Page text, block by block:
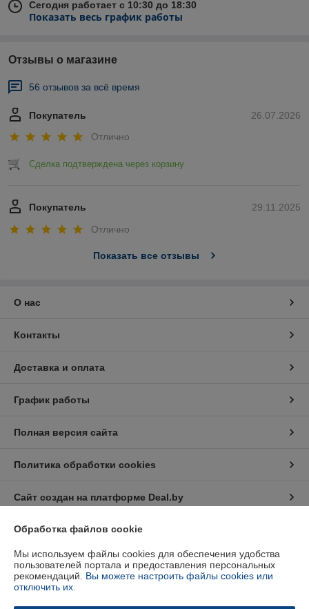
Сегодня работает с 10:30 до 18:30
Показать весь график работы
Отзывы о магазине
56 отзывов за всё время
26.07.2026
Покупатель
Отлично
Сделка подтверждена через корзину
29.11.2025
Покупатель
Отлично
Показать все отзывы
О нас
Контакты
Доставка и оплата
График работы
Полная версия сайта
Политика обработки cookies
Сайт создан на платформе Deal.by
Индивидуальный предприниматель:Индивидуальный
предприниматель Кратынский Валерий Викторович
Республика Беларусь, г. Минск, ул. Неманская, д. 38, кв. 25
Обработка файлов cookie
Мы используем файлы cookies для обеспечения удобства
пользователей портала и предоставления персональных
рекомендаций. Вы можете настроить файлы cookies или
отключить их.